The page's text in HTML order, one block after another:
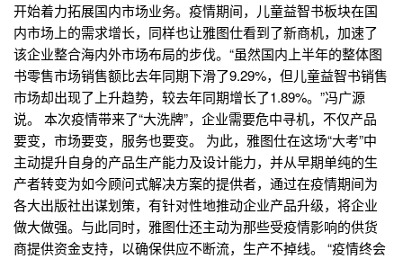
开始着力拓展国内市场业务。疫情期间，儿童益智书板块在国
内市场上的需求增长，同样也让雅图仕看到了新商机，加速了
该企业整合海内外市场布局的步伐。“虽然国内上半年的整体图
书零售市场销售额比去年同期下滑了9.29%，但儿童益智书销售
市场却出现了上升趋势，较去年同期增长了1.89%。”冯广源
说。 本次疫情带来了“大洗牌”，企业需要危中寻机，不仅产品
要变，市场要变，服务也要变。 为此，雅图仕在这场“大考”中
主动提升自身的产品生产能力及设计能力，并从早期单纯的生
产者转变为如今顾问式解决方案的提供者，通过在疫情期间为
各大出版社出谋划策，有针对性地推动企业产品升级，将企业
做大做强。与此同时，雅图仕还主动为那些受疫情影响的供货
商提供资金支持，以确保供应不断流，生产不掉线。 “疫情终会